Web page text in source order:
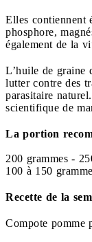
Elles contiennent
phosphore,
également de la
L’huile de graine
lutter contre des
parasitaire
scientifique de
La portion
200 grammes -
100 à 150
Recette de la
Compote pomme